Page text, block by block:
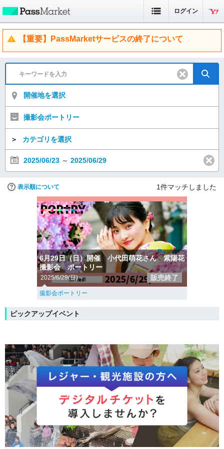
ログイン
【重要】PassMarketサービスの終了について
開催地を選択
撮影会ポートリー
＞ カテゴリを選択
2025/06/23 ～ 2025/06/29
表示順について 1件マッチしました
6月29日（日）開催 小代田萌花さん 紫陽花
撮影会 ポートリー
2025/6/29(日)～ 販売終了
撮影会ポートリー
ピックアップイベント